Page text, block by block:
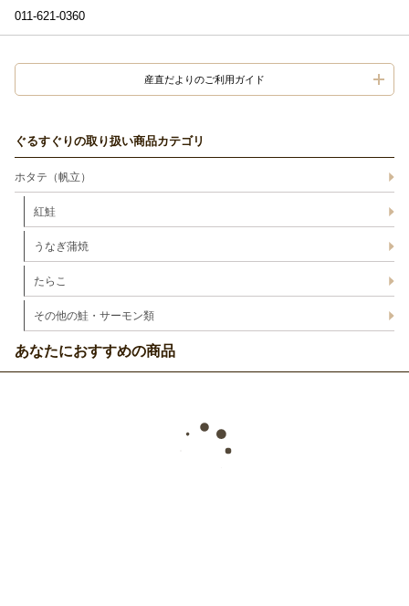
011-621-0360
産直だよりのご利用ガイド
ぐるすぐりの取り扱い商品カテゴリ
ホタテ（帆立）
紅鮭
うなぎ蒲焼
たらこ
その他の鮭・サーモン類
あなたにおすすめの商品